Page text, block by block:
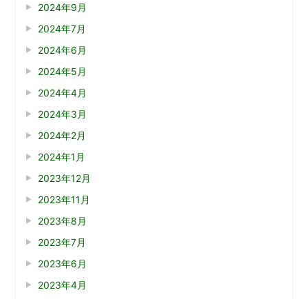
2024年9月
2024年7月
2024年6月
2024年5月
2024年4月
2024年3月
2024年2月
2024年1月
2023年12月
2023年11月
2023年8月
2023年7月
2023年6月
2023年4月